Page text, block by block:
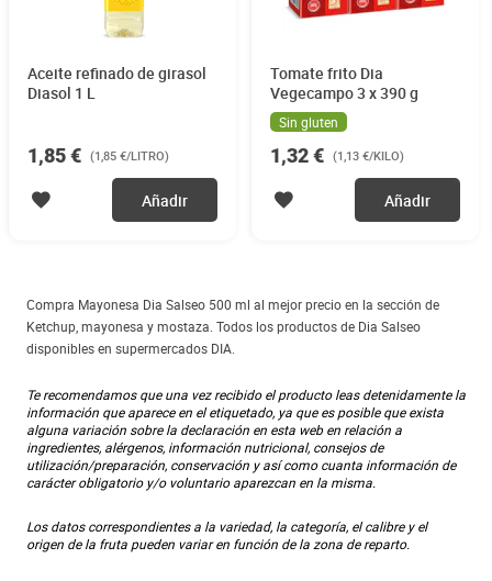
Aceite refinado de girasol
Diasol 1 L
1,85 € (1,85 €/LITRO)
Añadir
Tomate frito Dia
Vegecampo 3 x 390 g
Sin gluten
1,32 € (1,13 €/KILO)
Añadir
Compra Mayonesa Dia Salseo 500 ml al mejor precio en la sección de
Ketchup, mayonesa y mostaza. Todos los productos de Dia Salseo
disponibles en supermercados DIA.
Te recomendamos que una vez recibido el producto leas detenidamente la
información que aparece en el etiquetado, ya que es posible que exista
alguna variación sobre la declaración en esta web en relación a
ingredientes, alérgenos, información nutricional, consejos de
utilización/preparación, conservación y así como cuanta información de
carácter obligatorio y/o voluntario aparezcan en la misma.
Los datos correspondientes a la variedad, la categoría, el calibre y el
origen de la fruta pueden variar en función de la zona de reparto.